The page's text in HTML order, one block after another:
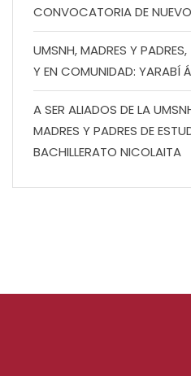
CONVOCATORIA DE
UMSNH, MADRES Y
Y EN COMUNIDAD: YARABÍ
A SER ALIADOS DE LA
MADRES Y PADRES DE
BACHILLERATO NICOLAITA